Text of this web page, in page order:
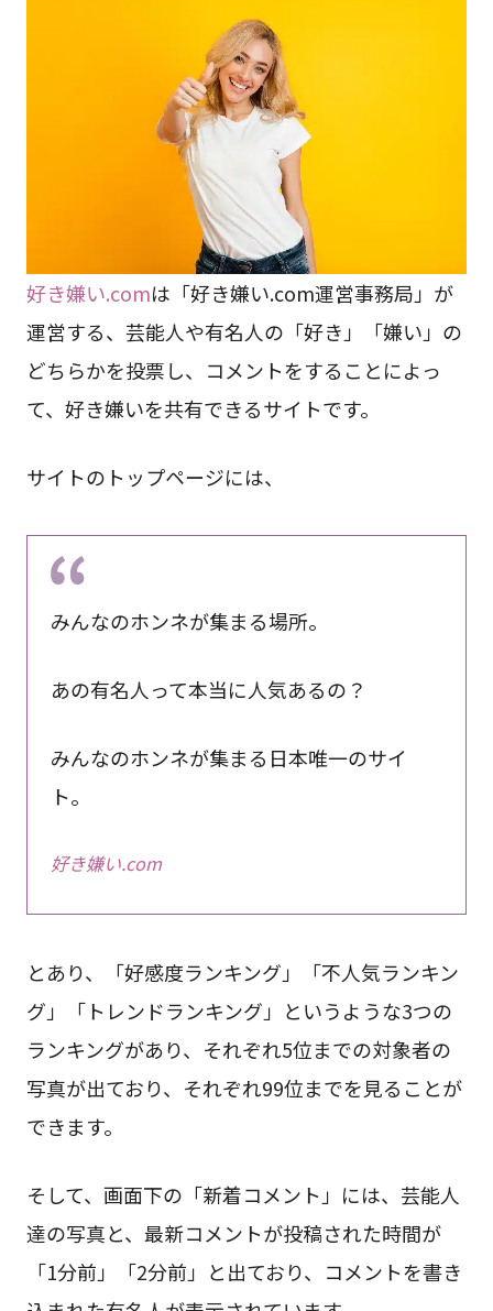
好き嫌い.comは「好き嫌い.com運営事務局」が
運営する、芸能人や有名人の「好き」「嫌い」の
どちらかを投票し、コメントをすることによっ
て、好き嫌いを共有できるサイトです。
サイトのトップページには、
みんなのホンネが集まる場所。
あの有名人って本当に人気あるの？
みんなのホンネが集まる日本唯一のサイ
ト。
好き嫌い.com
とあり、「好感度ランキング」「不人気ランキン
グ」「トレンドランキング」というような3つの
ランキングがあり、それぞれ5位までの対象者の
写真が出ており、それぞれ99位までを見ることが
できます。
そして、画面下の「新着コメント」には、芸能人
達の写真と、最新コメントが投稿された時間が
「1分前」「2分前」と出ており、コメントを書き